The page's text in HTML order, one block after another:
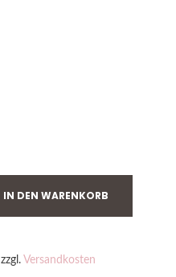
IN DEN WARENKORB
zzgl. Versandkosten